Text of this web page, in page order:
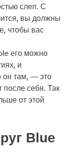
слеп. С
вы должны
чтобы вас
его можно
и
он там, — это
после себя. Так
от этой
Blue